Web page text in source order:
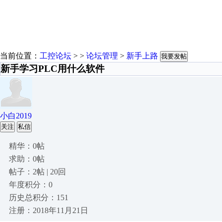
当前位置： 工控论坛 > > 论坛管理 > 新手上路 我要发帖
新手学习PLC用什么软件
小白2019
关注 私信
精华：0帖
求助：0帖
帖子：2帖 | 20回
年度积分：0
历史总积分：151
注册：2018年11月21日